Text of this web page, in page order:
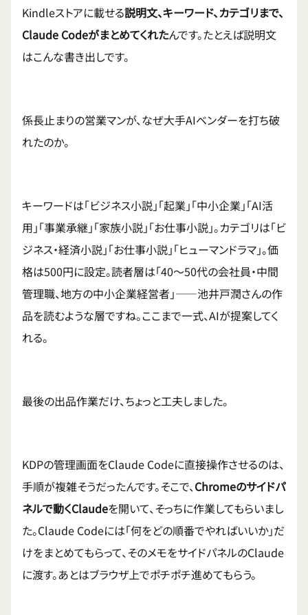
Kindleストアに載せる説明文、キーワード、カテゴリまで、
Claude Codeがまとめてくれたんです。たとえば説明文
はこんな書き出しです。
係長止まりの営業マンが、なぜ大手AIベンダーを打ち破
れたのか。
キーワードは「ビジネス小説」「起業」「中小企業」「AI活
用」「事業承継」「家族小説」「お仕事小説」。カテゴリは「ビ
ジネス・経済小説」「お仕事小説」「ヒューマンドラマ」。価
格は500円に設定。読者層は「40〜50代の会社員・中間
管理職、地方の中小企業経営者」——池井戸潤さんの作
品を読むような層ですね。ここまで一式、AIが提案してく
れる。
最後の出品作業だけ、ちょっと工夫しました。
KDPの管理画面をClaude Codeに直接操作させるのは、
手順が複雑そうだったんです。そこで、Chromeのサイドパ
ネルで動くClaudeを開いて、そっちに作業してもらいまし
た。Claude Codeには「何をどの順番でやればいいか」だ
けをまとめてもらって、そのメモをサイドパネルのClaude
に渡す。あとはブラウザ上でポチポチ進めてもらう。